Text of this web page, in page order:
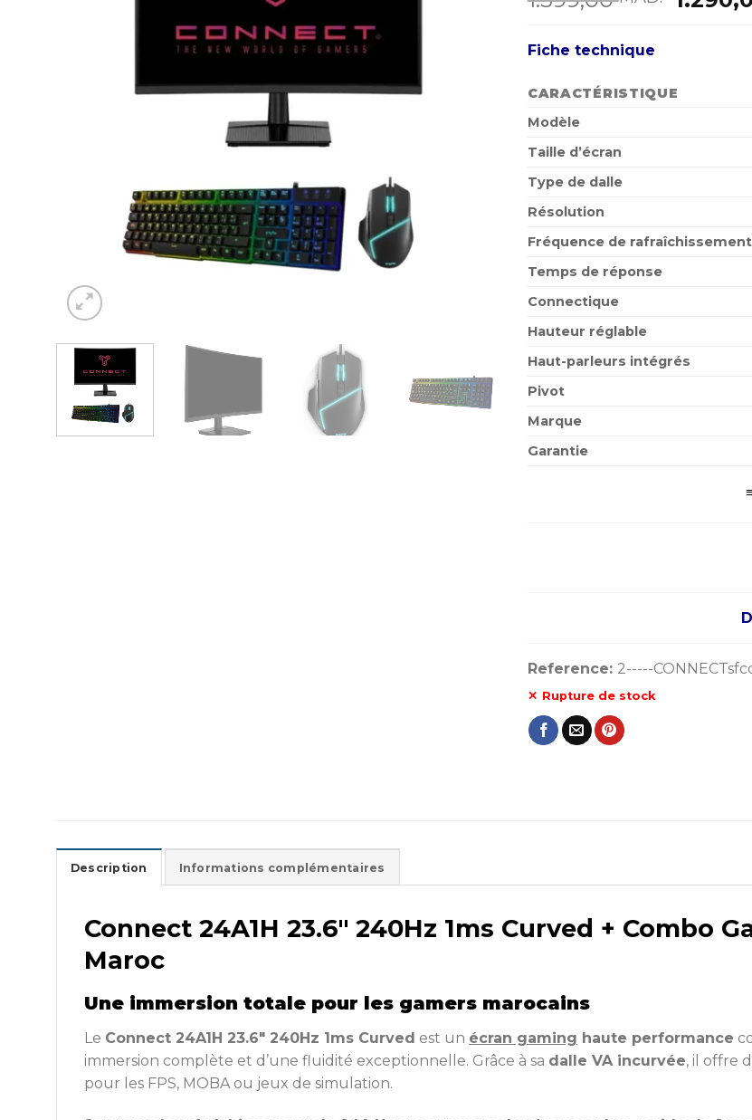
Fiche technique
CARACTÉRISTIQUE
Modèle
Taille d’écran
Type de dalle
Résolution
Fréquence de rafraîchissement
Temps de réponse
Connectique
Hauteur réglable
Haut-parleurs intégrés
Pivot
Marque
Garantie
Reference: 2-----
Rupture de stock
Description Informations complémentaires
Connect 24A1H 23.6″ 240Hz 1ms Curved + Combo
Maroc
Une immersion totale pour les gamers marocains
Le Connect 24A1H 23.6″ 240Hz 1ms Curved est un écran gaming haute performance
immersion complète et d’une fluidité exceptionnelle. Grâce à sa dalle VA incurvée, il offre
pour les FPS, MOBA ou jeux de simulation.